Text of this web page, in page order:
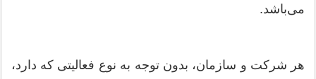
می‌باشد.
هر شرکت و سازمان، بدون توجه به نوع فعالیتی که دارد،